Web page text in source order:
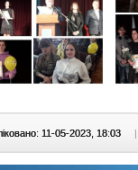
11-05-2023, 18:03 |